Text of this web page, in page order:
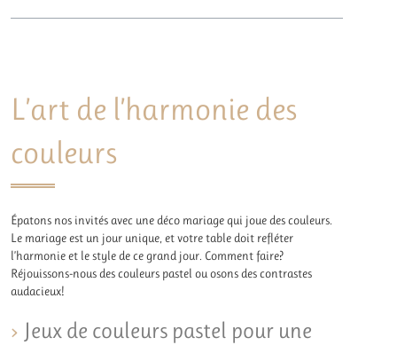
L’art de l’harmonie des
couleurs
Épatons nos invités avec une déco mariage qui joue des couleurs.
Le mariage est un jour unique, et votre table doit refléter
l’harmonie et le style de ce grand jour. Comment faire?
Réjouissons-nous des couleurs pastel ou osons des contrastes
audacieux!
Jeux de couleurs pastel pour une